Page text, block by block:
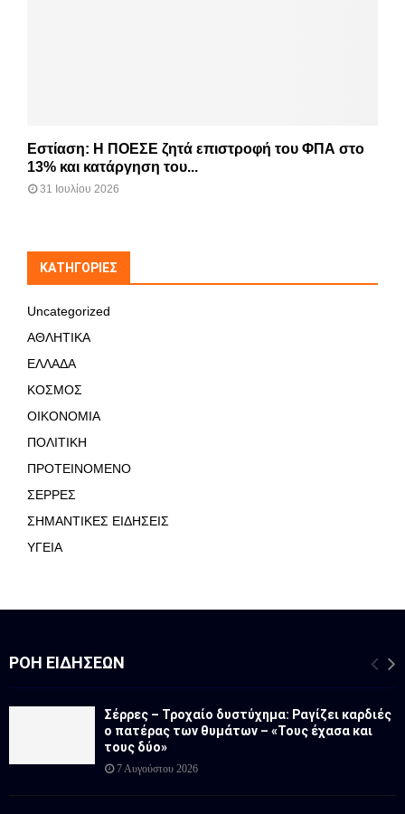
Εστίαση: Η ΠΟΕΣΕ ζητά επιστροφή του ΦΠΑ στο
13% και κατάργηση του...
31 Ιουλίου 2026
KΑΤΗΓΟΡΊΕΣ
Uncategorized
ΑΘΛΗΤΙΚΑ
ΕΛΛΑΔΑ
ΚΟΣΜΟΣ
ΟΙΚΟΝΟΜΙΑ
ΠΟΛΙΤΙΚΗ
ΠΡΟΤΕΙΝΟΜΕΝΟ
ΣΕΡΡΕΣ
ΣΗΜΑΝΤΙΚΕΣ ΕΙΔΗΣΕΙΣ
ΥΓΕΙΑ
ΡΟΉ ΕΙΔΉΣΕΩΝ
Σέρρες – Τροχαίο δυστύχημα: Ραγίζει καρδιές
ο πατέρας των θυμάτων – «Τους έχασα και
τους δύο»
7 Αυγούστου 2026